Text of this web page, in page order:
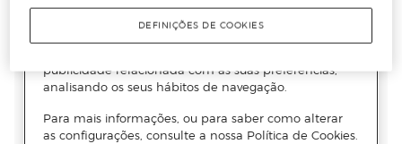
DEFINIÇÕES DE COOKIES